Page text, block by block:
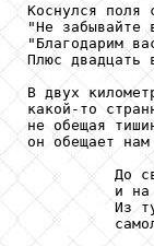
Коснулся поля
"Не забывайте
"Благодарим
Плюс двадцать
В двух
какой-то
не обещая
он обещает
До
и на
Из